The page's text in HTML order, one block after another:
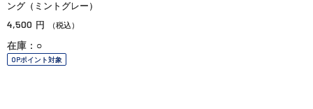
ング（ミントグレー）
4,500 円 （税込）
在庫：○
OPポイント対象